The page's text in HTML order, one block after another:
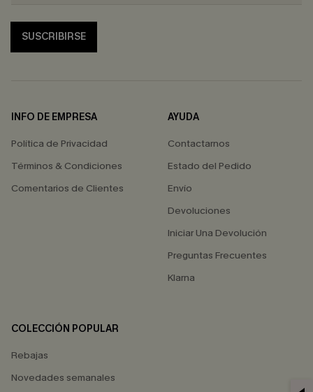
SUSCRIBIRSE
INFO DE EMPRESA
Política de Privacidad
Términos & Condiciones
Comentarios de Clientes
AYUDA
Contactarnos
Estado del Pedido
Envío
Devoluciones
Iniciar Una Devolución
Preguntas Frecuentes
Klarna
COLECCIÓN POPULAR
Rebajas
Novedades semanales